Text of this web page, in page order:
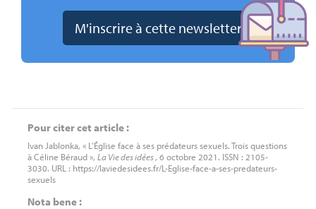
Pour citer cet article :
Ivan Jablonka, « L’Église face à ses prédateurs sexuels. Trois questions
à Céline Béraud », La Vie des idées, 6 octobre 2021. ISSN : 2105-
3030. URL : https://laviedesidees.fr/L-Eglise-face-a-ses-predateurs-
sexuels
Nota bene :